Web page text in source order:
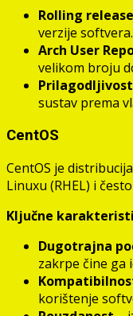
Rolling release
verzije softvera.
Arch User
velikom broju
Prilagodljivost
sustav prema
CentOS
CentOS je
Linuxu (RHEL) i
Ključne
Dugotrajna
zakrpe čine ga
korištenje